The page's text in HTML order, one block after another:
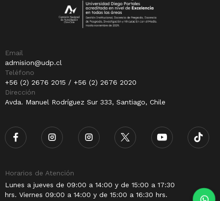
Email
admision@udp.cl
Teléfono
+56 (2) 2676 2015 / +56 (2) 2676 2020
Dirección
Avda. Manuel Rodríguez Sur 333, Santiago, Chile
Horarios de Atención
Lunes a jueves de 09:00 a 14:00 y de 15:00 a 17:30
hrs. Viernes 09:00 a 14:00 y de 15:00 a 16:30 hrs.